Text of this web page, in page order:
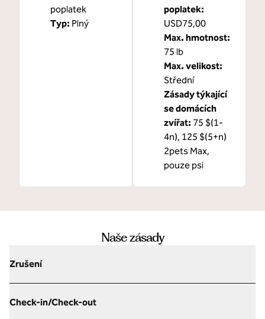
poplatek
Typ: Plný
poplatek:
USD75,00
Max. hmotnost:
75 lb
Max. velikost:
Střední
Zásady týkající
se domácích
zvířat: 75 $(1-
4n), 125 $(5+n)
2pets Max,
pouze psi
Naše zásady
Zrušení
Check-in/Check-out